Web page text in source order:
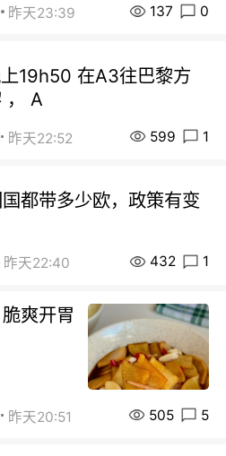
昨天23:39 137 0
19h50 在A3往巴黎方
， A
昨天22:52 599 1
都带多少欧，政策有变
昨天22:40 432 1
爽开胃
昨天20:51 505 5